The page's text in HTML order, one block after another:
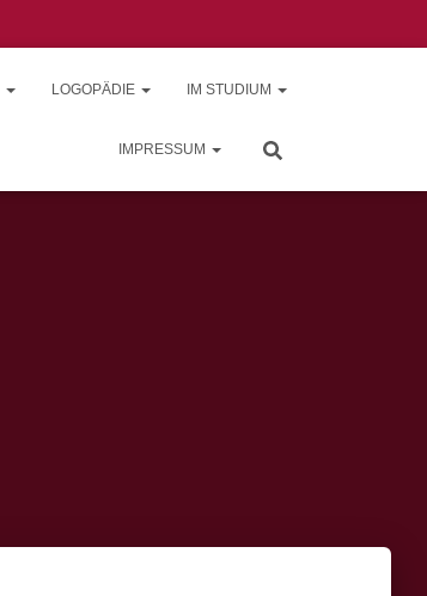
LOGOPÄDIE IM STUDIUM
IMPRESSUM